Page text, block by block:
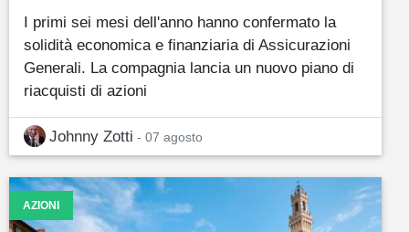
I primi sei mesi dell'anno hanno confermato la
solidità economica e finanziaria di Assicurazioni
Generali. La compagnia lancia un nuovo piano di
riacquisti di azioni
Johnny Zotti - 07 agosto
AZIONI